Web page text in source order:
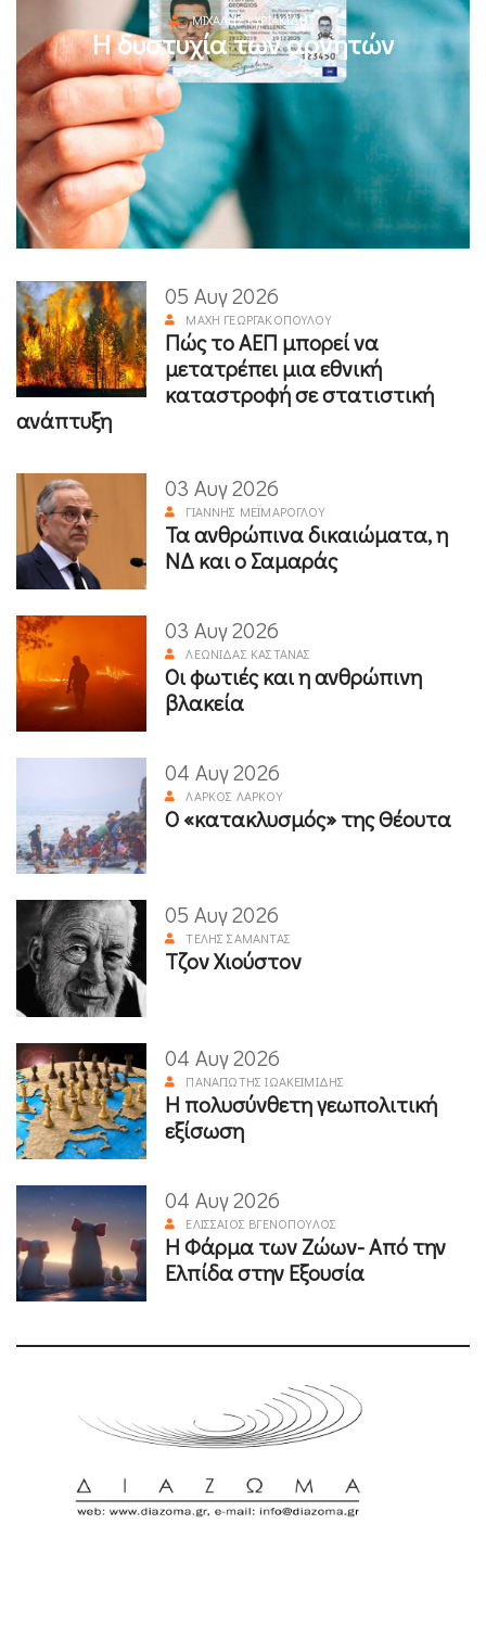
ΜΙΧΆΛΗΣ ΚΥΡΙΑΚΊΔΗΣ
Η δυστυχία των αρνητών
05 Αυγ 2026
ΜΆΧΗ ΓΕΩΡΓΑΚΟΠΟΎΛΟΥ
Πώς το ΑΕΠ μπορεί να
μετατρέπει μια εθνική
καταστροφή σε στατιστική
ανάπτυξη
03 Αυγ 2026
ΓΙΆΝΝΗΣ ΜΕΪΜΆΡΟΓΛΟΥ
Τα ανθρώπινα δικαιώματα, η
ΝΔ και ο Σαμαράς
03 Αυγ 2026
ΛΕΩΝΊΔΑΣ ΚΑΣΤΑΝΆΣ
Οι φωτιές και η ανθρώπινη
βλακεία
04 Αυγ 2026
ΛΆΡΚΟΣ ΛΆΡΚΟΥ
Ο «κατακλυσμός» της Θέουτα
05 Αυγ 2026
ΤΈΛΗΣ ΣΑΜΑΝΤΆΣ
Τζον Χιούστον
04 Αυγ 2026
ΠΑΝΑΓΙΏΤΗΣ ΙΩΑΚΕΙΜΊΔΗΣ
Η πολυσύνθετη γεωπολιτική
εξίσωση
04 Αυγ 2026
ΕΛΙΣΣΑΊΟΣ ΒΓΕΝΌΠΟΥΛΟΣ
Η Φάρμα των Ζώων- Από την
Ελπίδα στην Εξουσία